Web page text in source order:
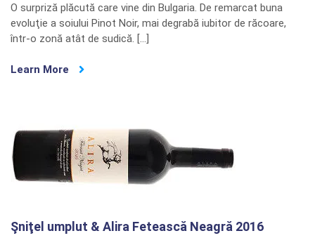
O surpriză plăcută care vine din Bulgaria. De remarcat buna
evoluţie a soiului Pinot Noir, mai degrabă iubitor de răcoare,
într-o zonă atât de sudică. […]
Learn More
Şniţel umplut & Alira Fetească Neagră 2016